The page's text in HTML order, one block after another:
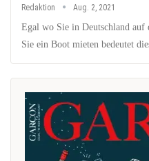
Redaktion Aug. 2, 2021
Egal wo Sie in Deutschland auf
Sie ein Boot mieten bedeutet